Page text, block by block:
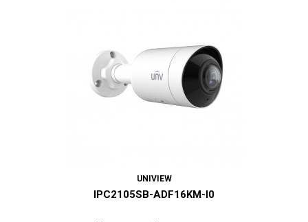
UNIVIEW
IPC2105SB-ADF16KM-I0